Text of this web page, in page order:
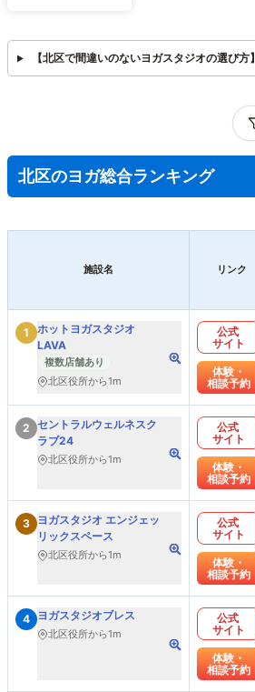
【北区で間違いのないヨガスタジオの選び方】
北区のヨガ総合ランキング
施設名 リンク
1
ホットヨガスタジオ
LAVA
複数店舗あり
北区役所から1m
公式
サイト
体験・
相談予約
2 セントラルウェルネスク
ラブ24
北区役所から1m
公式
サイト
体験・
相談予約
3 ヨガスタジオ エンジェッ
リックスペース
北区役所から1m
公式
サイト
体験・
相談予約
4 ヨガスタジオブレス
北区役所から1m
公式
サイト
体験・
相談予約